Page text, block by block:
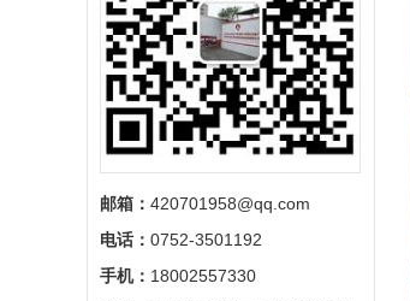
邮箱： 420701958@qq.com
电话： 0752-3501192
手机： 18002557330